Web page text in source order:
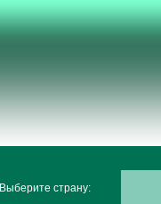
Выберите страну: